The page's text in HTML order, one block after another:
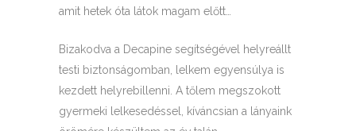
amit hetek óta látok magam előtt…
Bizakodva a Decapine segítségével helyreállt
testi biztonságomban, lelkem egyensúlya is
kezdett helyrebillenni. A tőlem megszokott
gyermeki lelkesedéssel, kíváncsian a lányaink